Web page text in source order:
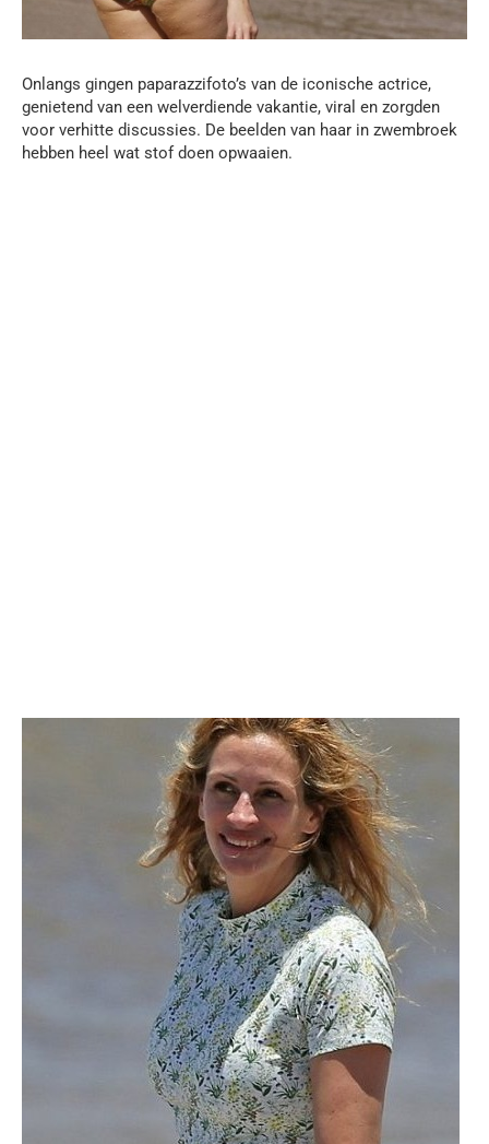
Onlangs gingen paparazzifoto’s van de iconische actrice,
genietend van een welverdiende vakantie, viral en zorgden
voor verhitte discussies. De beelden van haar in zwembroek
hebben heel wat stof doen opwaaien.